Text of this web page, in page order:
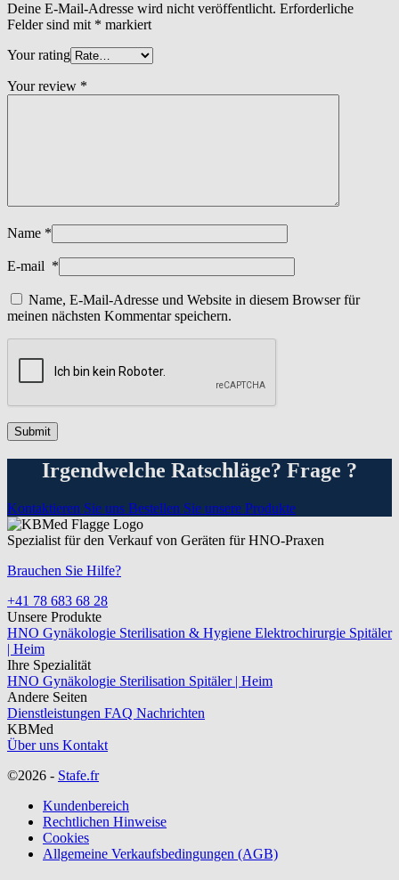
Deine E-Mail-Adresse wird nicht veröffentlicht. Erforderliche
Felder sind mit * markiert
Your rating
Your review *
Name *
E-mail *
Name, E-Mail-Adresse und Website in diesem Browser für
meinen nächsten Kommentar speichern.
Irgendwelche Ratschläge? Frage ?
Kontaktieren Sie uns Bestellen Sie unsere Produkte
Spezialist für den Verkauf von Geräten für HNO-Praxen
Brauchen Sie Hilfe?
+41 78 683 68 28
Unsere Produkte
HNO Gynäkologie Sterilisation & Hygiene Elektrochirurgie Spitäler
| Heim
Ihre Spezialität
HNO Gynäkologie Sterilisation Spitäler | Heim
Andere Seiten
Dienstleistungen FAQ Nachrichten
KBMed
Über uns Kontakt
©2026 - Stafe.fr
Kundenbereich
Rechtlichen Hinweise
Cookies
Allgemeine Verkaufsbedingungen (AGB)